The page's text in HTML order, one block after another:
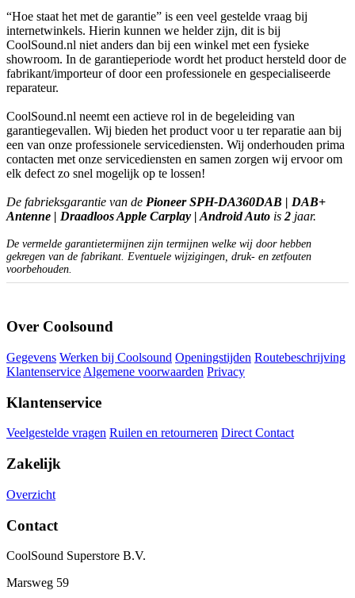
“Hoe staat het met de garantie” is een veel gestelde vraag bij
internetwinkels. Hierin kunnen we helder zijn, dit is bij
CoolSound.nl niet anders dan bij een winkel met een fysieke
showroom. In de garantieperiode wordt het product hersteld door de
fabrikant/importeur of door een professionele en gespecialiseerde
reparateur.
CoolSound.nl neemt een actieve rol in de begeleiding van
garantiegevallen. Wij bieden het product voor u ter reparatie aan bij
een van onze professionele servicediensten. Wij onderhouden prima
contacten met onze servicediensten en samen zorgen wij ervoor om
elk defect zo snel mogelijk op te lossen!
De fabrieksgarantie van de Pioneer SPH-DA360DAB | DAB+
Antenne | Draadloos Apple Carplay | Android Auto is 2 jaar.
De vermelde garantietermijnen zijn termijnen welke wij door hebben
gekregen van de fabrikant. Eventuele wijzigingen, druk- en zetfouten
voorbehouden.
Over Coolsound
Gegevens Werken bij Coolsound Openingstijden Routebeschrijving
Klantenservice Algemene voorwaarden Privacy
Klantenservice
Veelgestelde vragen Ruilen en retourneren Direct Contact
Zakelijk
Overzicht
Contact
CoolSound Superstore B.V.
Marsweg 59